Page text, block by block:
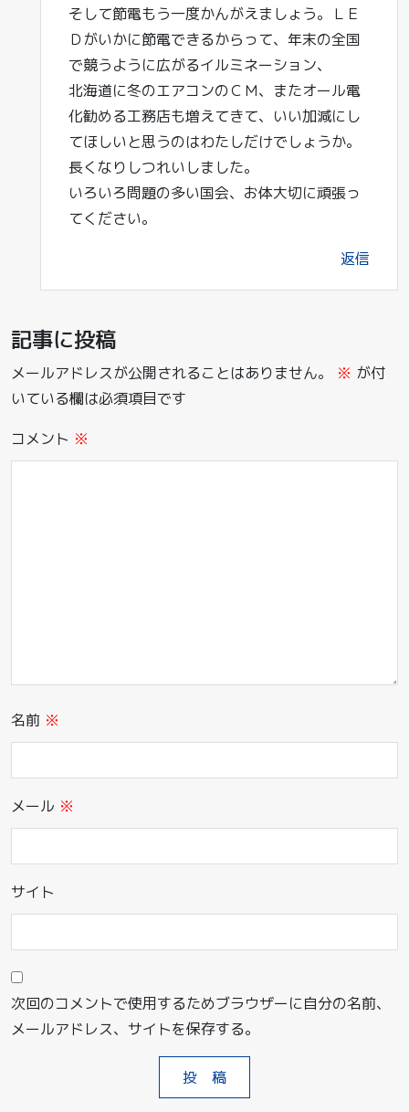
そして節電もう一度かんがえましょう。ＬＥ
Ｄがいかに節電できるからって、年末の全国
で競うように広がるイルミネーション、
北海道に冬のエアコンのＣＭ、またオール電
化勧める工務店も増えてきて、いい加減にし
てほしいと思うのはわたしだけでしょうか。
長くなりしつれいしました。
いろいろ問題の多い国会、お体大切に頑張っ
てください。
返信
記事に投稿
メールアドレスが公開されることはありません。 ※ が付
いている欄は必須項目です
コメント ※
名前 ※
メール ※
サイト
次回のコメントで使用するためブラウザーに自分の名前、
メールアドレス、サイトを保存する。